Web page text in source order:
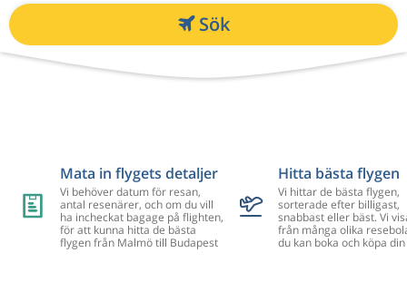
Sök
Mata in flygets detaljer
Vi behöver datum för resan,
antal resenärer, och om du vill
ha incheckat bagage på flighten,
för att kunna hitta de bästa
flygen från Malmö till Budapest
Hitta bästa flygen
Vi hittar de bästa flygen,
sorterade efter billigast,
snabbast eller bäst. Vi
från många olika
du kan boka och köpa